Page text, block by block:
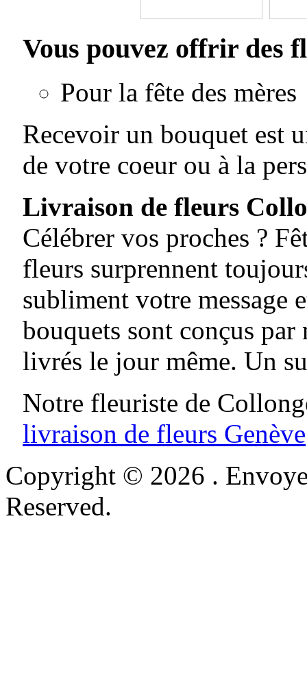
Vous pouvez offrir des
Pour la fête des mères
Recevoir un bouquet est
de votre coeur ou à la
Livraison de fleurs
Célébrer vos proches ?
fleurs surprennent
subliment votre message
bouquets sont conçus
livrés le jour même. Un
Notre fleuriste de
livraison de fleurs Genève
Copyright © 2026 .
Reserved.